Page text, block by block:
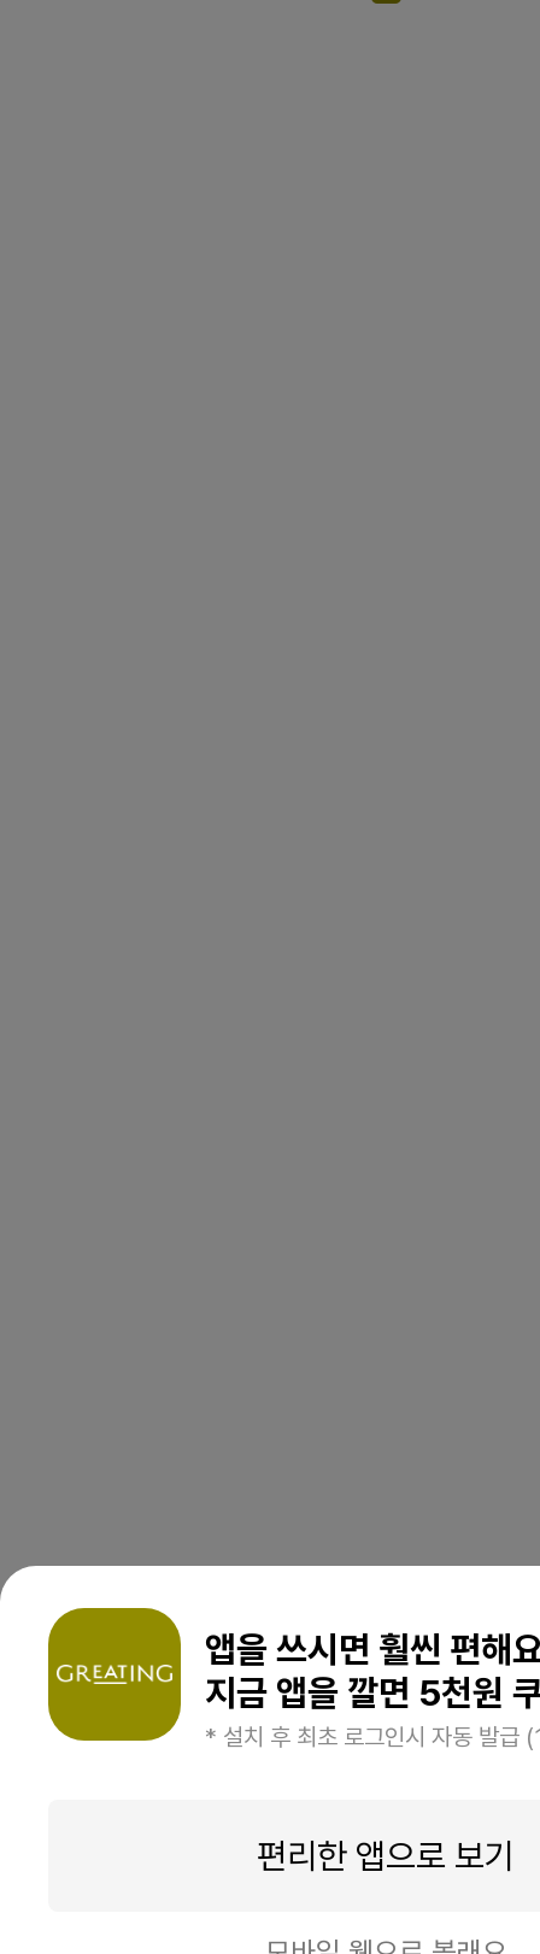
앱을 쓰시면 훨씬 편해
지금 앱을 깔면 5천원
* 설치 후 최초 로그인시 자동 발급
편리한 앱으로 보기